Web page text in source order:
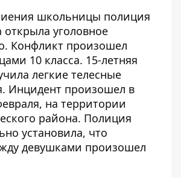
школьницы полиция
открыла уголовное
Конфликт произошел
10 класса. 15-летняя
легкие телесные
Инцидент произошел в
на территории
района. Полиция
установила, что
девушками произошел